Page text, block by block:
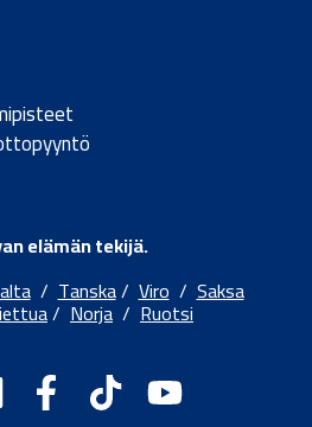
elämän tekijä.
/Tanska/Viro/Saksa
/ Norja / Ruotsi